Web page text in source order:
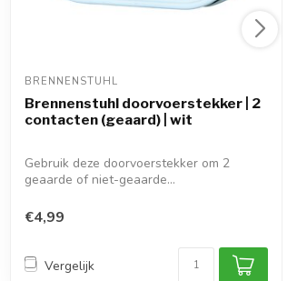
BRENNENSTUHL
Brennenstuhl doorvoerstekker | 2
contacten (geaard) | wit
Gebruik deze doorvoerstekker om 2
geaarde of niet-geaarde...
€4,99
Vergelijk